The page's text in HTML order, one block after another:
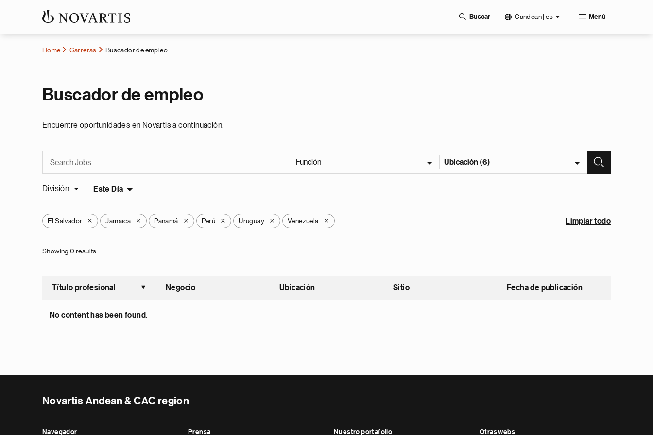
Buscar Candean | es Menú
Home Carreras Buscador de empleo
Buscador de empleo
Encuentre oportunidades en Novartis a continuación.
Función Ubicación (6)
División Este Día
El Salvador X Jamaica X Panamá X Perú X Uruguay X Venezuela X Limpiar todo
Showing 0 results
Título profesional
Ordenar ascendente
Negocio Ubicación Sitio Fecha de publicación
No content has been found.
Novartis Andean & CAC region
Navegador Prensa Nuestro portafolio Otras webs